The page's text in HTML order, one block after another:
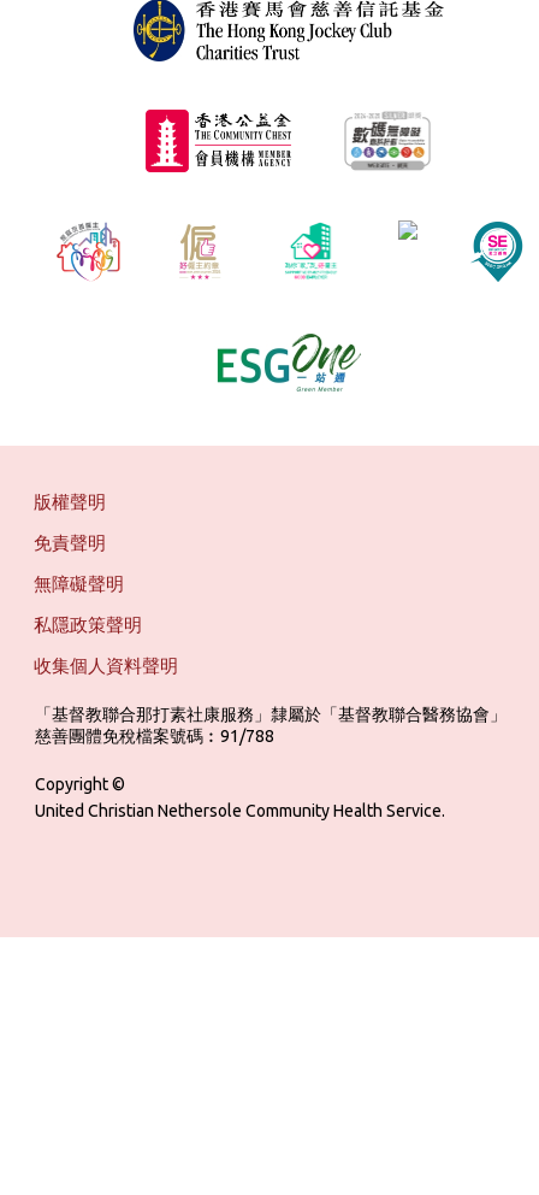
版權聲明
免責聲明
無障礙聲明
私隱政策聲明
收集個人資料聲明
「基督教聯合那打素社康服務」隸屬於「基督教聯合醫務協會」
慈善團體免稅檔案號碼︰91/788
Copyright ©
United Christian Nethersole Community Health Service.